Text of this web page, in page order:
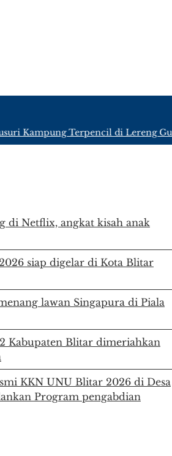
Terpencil di Lereng
di Netflix, angkat kisah anak
siap digelar di Kota Blitar
lawan Singapura di Piala
Kabupaten Blitar dimeriahkan
KKN UNU Blitar 2026 di Desa
Program pengabdian